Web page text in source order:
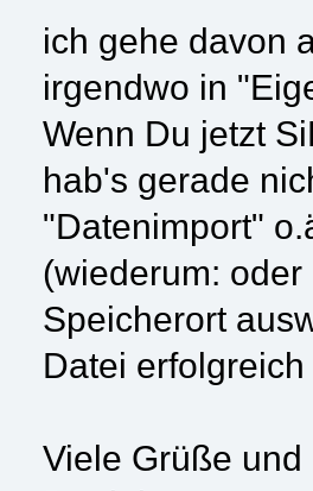
ich gehe davon
irgendwo in
Wenn Du jetzt
hab's gerade
"Datenimport"
(wiederum:
Speicherort
Datei
Viele Grüße